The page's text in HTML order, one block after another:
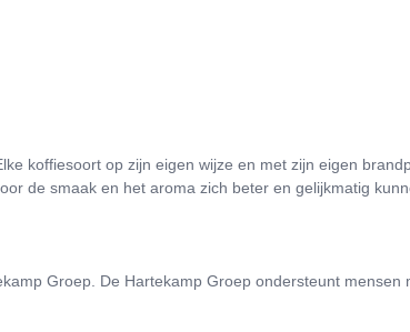
koffiesoort op zijn eigen wijze en met zijn eigen
de smaak en het aroma zich beter en gelijkmatig
Groep. De Hartekamp Groep ondersteunt